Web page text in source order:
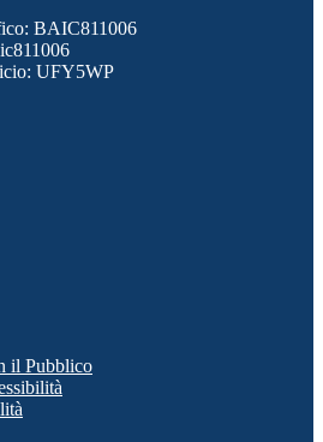
BAIC811006
UFY5WP
il Pubblico